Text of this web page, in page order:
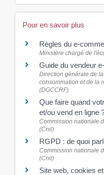
Pour en savoir plus
Règles du e-
Ministère chargé de
Guide du vendeur
Direction générale de
consommation et de la
(DGCCRF)
Que faire quand
et/ou vend en ligne
Commission nationale
(Cnil)
RGPD : de quoi
Commission nationale
(Cnil)
Site web, cookies